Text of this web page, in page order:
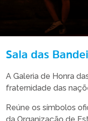
Sala das
A Galeria de Honra
fraternidade das
Reúne os símbolos